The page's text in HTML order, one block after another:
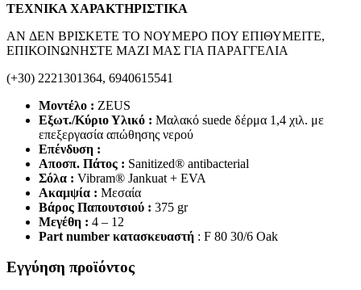
ΤΕΧΝΙΚΑ ΧΑΡΑΚΤΗΡΙΣΤΙΚΑ
AN ΔΕΝ ΒΡΙΣΚΕΤΕ ΤΟ ΝΟΥΜΕΡΟ ΠΟΥ ΕΠΙΘΥΜΕΙΤΕ,
ΕΠΙΚΟΙΝΩΝΗΣΤΕ ΜΑΖΙ ΜΑΣ ΓΙΑ ΠΑΡΑΓΓΕΛΙΑ
(+30) 2221301364, 6940615541
Μοντέλο : ZEUS
Εξωτ./Κύριο Υλικό : Μαλακό suede δέρμα 1,4 χιλ. με
επεξεργασία απώθησης νερού
Επένδυση :
Αποσπ. Πάτος : Sanitized® antibacterial
Σόλα : Vibram® Jankuat + EVA
Ακαμψία : Μεσαία
Βάρος Παπουτσιού : 375 gr
Μεγέθη : 4 – 12
Part number κατασκευαστή : F 80 30/6 Oak
Εγγύηση προϊόντος